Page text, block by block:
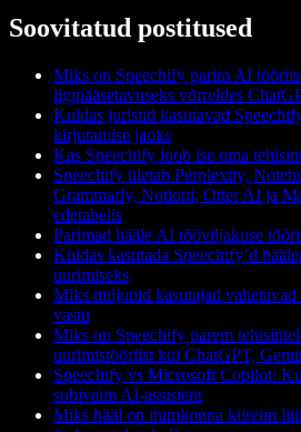
Soovitatud postitused
Miks on Speechify parim AI
ligipääsetavuseks võrreldes
Kuidas juristid kasutavad
kirjutamise jaoks
Kas Speechify loob ise oma
Speechify ületab Perplexity,
Grammarly, Notioni, Otter AI ja
edetabelis
Parimad hääle AI tööviljakuse
Kuidas kasutada Speechify’d
uurimiseks
Miks miljonid kasutajad
vastu
Miks on Speechify parem
uurimistööriist kui ChatGPT,
Speechify vs Microsoft Copilot:
sobivaim AI-assistent
Miks hääl on inimkonna kiireim